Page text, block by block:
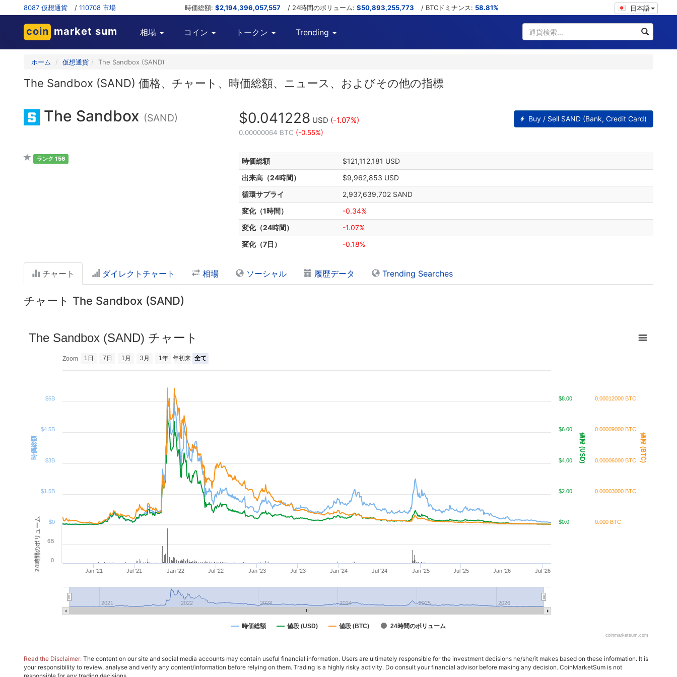
8087 仮想通貨 / 110708 市場 時価総額: $2,194,396,057,557 / 24時間のボリューム: $50,893,255,773 / BTCドミナンス: 58.81% 日本語
coin market sum 相場 コイン トークン Trending
ホーム 仮想通貨 The Sandbox (SAND)
The Sandbox (SAND) 価格、チャート、時価総額、ニュース、およびその他の指標
The Sandbox (SAND) $0.041228 USD (-1.07%)
0.00000064 BTC (-0.55%)
Buy / Sell SAND (Bank, Credit Card)
時価総額
$121,112,181 USD
出来高（24時間）
$9,962,853 USD
循環サプライ
2,937,639,702 SAND
変化（1時間）
-0.34%
変化（24時間）
-1.07%
変化（7日）
-0.18%
ランク 156
チャート ダイレクトチャート 相場 ソーシャル 履歴データ Trending Searches
チャート The Sandbox (SAND)
Zoom 1日 7日 1月 3月 1年 年初来 全て
時価総額 値段 (USD) 値段 (BTC)
24時間のボリューム
The Sandbox (SAND) チャート
時価総額 値段 (USD) 値段 (BTC) 24時間のボリューム
Jan '21 Jul '21 Jan '22 Jul '22 Jan '23 Jul '23 Jan '24 Jul '24 Jan '25 Jul '25 Jan '26 Jul '26
2021 2022 2023 2024 2025 2026
$0
$1.5B
$3B
$4.5B
$6B
$0.0
$2.00
$4.00
$6.00
$8.00
0.000 BTC
0.00003000 BTC
0.00006000 BTC
0.00009000 BTC
0.00012000 BTC
0
6B
coinmarketsum.com
Read the Disclaimer: The content on our site and social media accounts may contain useful financial information. Users are ultimately responsible for the investment decisions he/she/it makes based on these information. It is
your responsibility to review, analyse and verify any content/information before relying on them. Trading is a highly risky activity. Do consult your financial advisor before making any decision. CoinMarketSum is not